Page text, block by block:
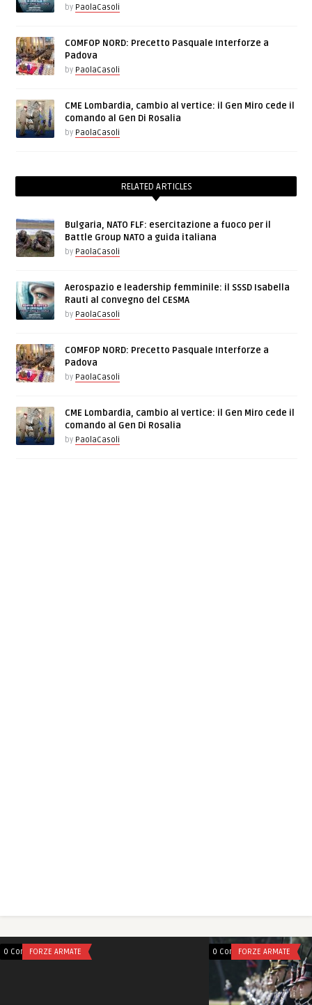
by PaolaCasoli
COMFOP NORD: Precetto Pasquale Interforze a
Padova
by PaolaCasoli
CME Lombardia, cambio al vertice: il Gen Miro cede il
comando al Gen Di Rosalia
by PaolaCasoli
RELATED ARTICLES
Bulgaria, NATO FLF: esercitazione a fuoco per il
Battle Group NATO a guida italiana
by PaolaCasoli
Aerospazio e leadership femminile: il SSSD Isabella
Rauti al convegno del CESMA
by PaolaCasoli
COMFOP NORD: Precetto Pasquale Interforze a
Padova
by PaolaCasoli
CME Lombardia, cambio al vertice: il Gen Miro cede il
comando al Gen Di Rosalia
by PaolaCasoli
0 CommentsFORZE ARMATE 0 CommentsFORZE ARMATE